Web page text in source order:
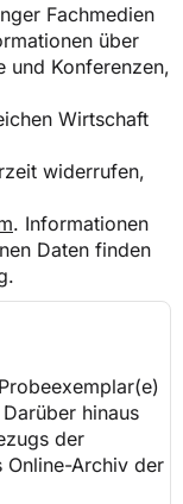
Fachmedien
über
und Konferenzen,
Wirtschaft
widerrufen,
. Informationen
Daten finden
.
hinaus
der
Archiv der